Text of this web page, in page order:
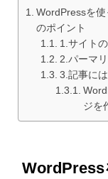
WordPressを
のポイント
1.サイト
2.パーマ
3.記事に
ジを
WordPress